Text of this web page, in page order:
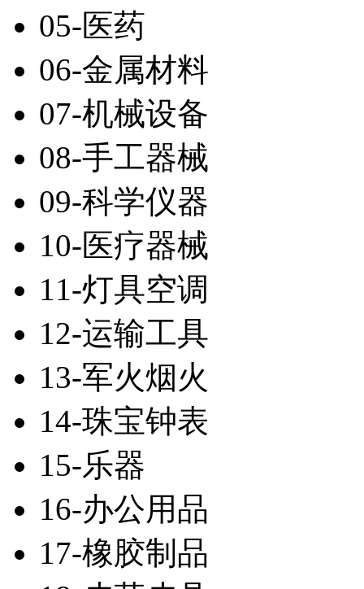
05-医药
06-金属材料
07-机械设备
08-手工器械
09-科学仪器
10-医疗器械
11-灯具空调
12-运输工具
13-军火烟火
14-珠宝钟表
15-乐器
16-办公用品
17-橡胶制品